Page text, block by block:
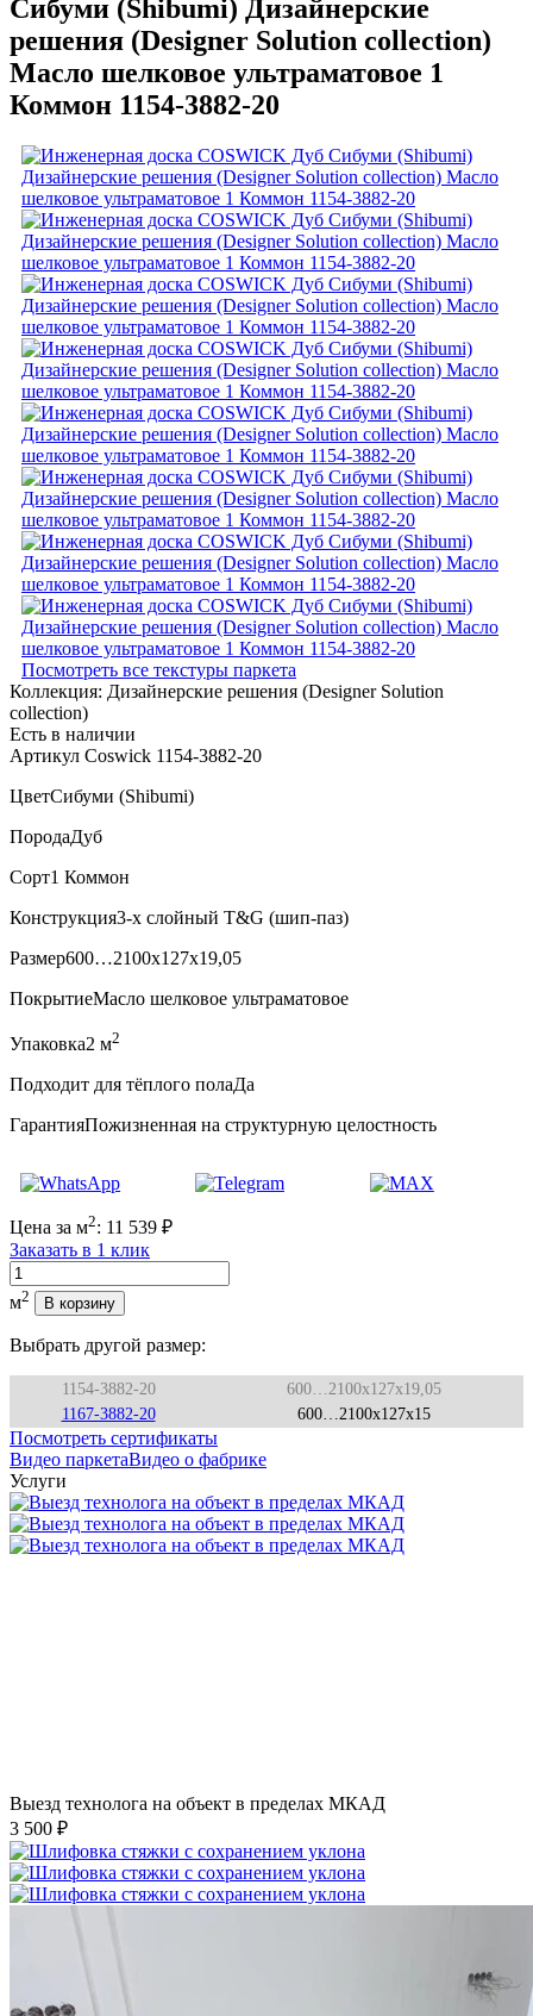
Сибуми (Shibumi) Дизайнерские
решения (Designer Solution collection)
Масло шелковое ультраматовое 1
Коммон 1154-3882-20
Посмотреть все текстуры паркета
Коллекция: Дизайнерские решения (Designer Solution
collection)
Есть в наличии
Артикул Coswick 1154-3882-20
ЦветСибуми (Shibumi)
ПородаДуб
Сорт1 Коммон
Конструкция3-х слойный T&G (шип-паз)
Размер600…2100x127x19,05
ПокрытиеМасло шелковое ультраматовое
Упаковка2 м2
Подходит для тёплого полаДа
ГарантияПожизненная на структурную целостность
Цена за м2: 11 539 ₽
Заказать в 1 клик
Количество
м2 В корзину
Выбрать другой размер:
1154-3882-20
600…2100x127x19,05
1167-3882-20
600…2100x127x15
Посмотреть сертификаты
Видео паркетаВидео о фабрике
Услуги
Выезд технолога на объект в пределах МКАД
3 500 ₽